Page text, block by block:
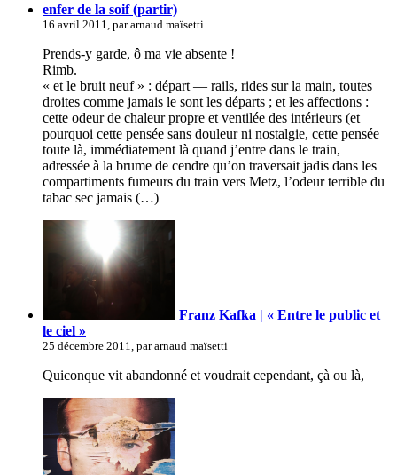
enfer de la soif (partir)
16 avril 2011, par arnaud maïsetti
Prends-y garde, ô ma vie absente !
Rimb.
« et le bruit neuf » : départ — rails, rides sur la main, toutes
droites comme jamais le sont les départs ; et les affections :
cette odeur de chaleur propre et ventilée des intérieurs (et
pourquoi cette pensée sans douleur ni nostalgie, cette pensée
toute là, immédiatement là quand j’entre dans le train,
adressée à la brume de cendre qu’on traversait jadis dans les
compartiments fumeurs du train vers Metz, l’odeur terrible du
tabac sec jamais (…)
Franz Kafka | « Entre le public et
le ciel »
25 décembre 2011, par arnaud maïsetti
Quiconque vit abandonné et voudrait cependant, çà ou là,